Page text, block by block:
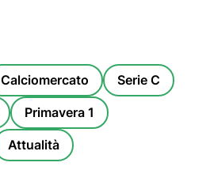
Calciomercato Serie C
Primavera 1
Attualità